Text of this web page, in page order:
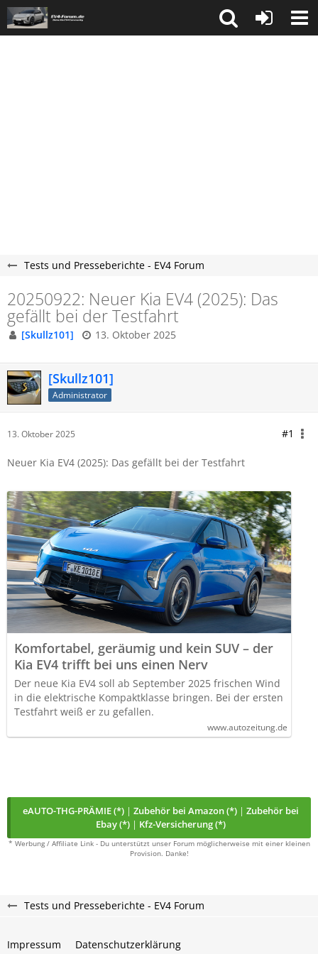
Tests und Presseberichte - EV4 Forum
20250922: Neuer Kia EV4 (2025): Das
gefällt bei der Testfahrt
[Skullz101] 13. Oktober 2025
[Skullz101]
Administrator
13. Oktober 2025 #1
Neuer Kia EV4 (2025): Das gefällt bei der Testfahrt
Komfortabel, geräumig und kein SUV – der
Kia EV4 trifft bei uns einen Nerv
Der neue Kia EV4 soll ab September 2025 frischen Wind
in die elektrische Kompaktklasse bringen. Bei der ersten
Testfahrt weiß er zu gefallen.
www.autozeitung.de
eAUTO-THG-PRÄMIE (*) | Zubehör bei Amazon (*) | Zubehör bei
Ebay (*) | Kfz-Versicherung (*)
* Werbung / Affiliate Link - Du unterstützt unser Forum möglicherweise mit einer kleinen
Provision. Danke!
Tests und Presseberichte - EV4 Forum
Impressum Datenschutzerklärung